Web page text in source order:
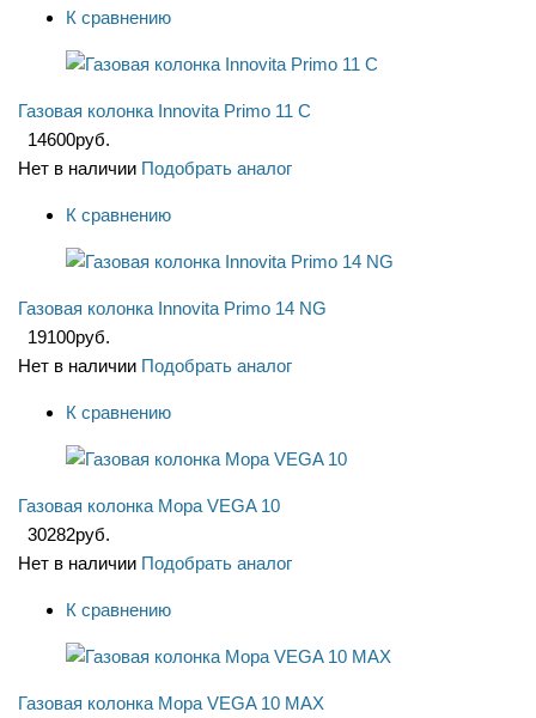
К сравнению
Газовая колонка Innovita Primo 11 C
14600руб.
Нет в наличии Подобрать аналог
К сравнению
Газовая колонка Innovita Primo 14 NG
19100руб.
Нет в наличии Подобрать аналог
К сравнению
Газовая колонка Мора VEGA 10
30282руб.
Нет в наличии Подобрать аналог
К сравнению
Газовая колонка Мора VEGA 10 MAX